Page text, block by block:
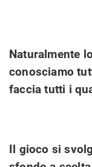
Naturalmente
conosciamo
faccia tutti i
Il gioco si